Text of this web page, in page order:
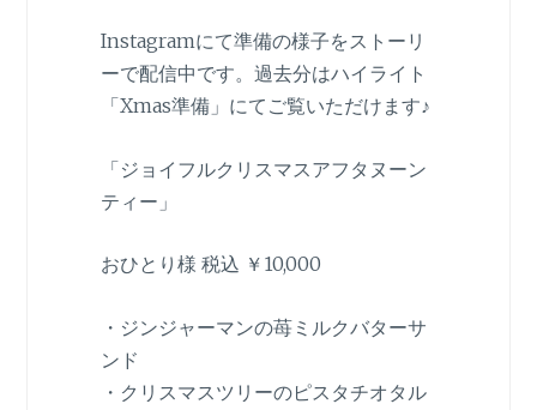
Instagramにて準備の様子をストーリ
ーで配信中です。過去分はハイライト
「Xmas準備」にてご覧いただけます♪
「ジョイフルクリスマスアフタヌーン
ティー」
おひとり様 税込 ￥10,000
・ジンジャーマンの苺ミルクバターサ
ンド
・クリスマスツリーのピスタチオタル